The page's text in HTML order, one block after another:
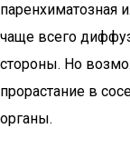
паренхиматозная
чаще всего
стороны. Но
прорастание в
органы.